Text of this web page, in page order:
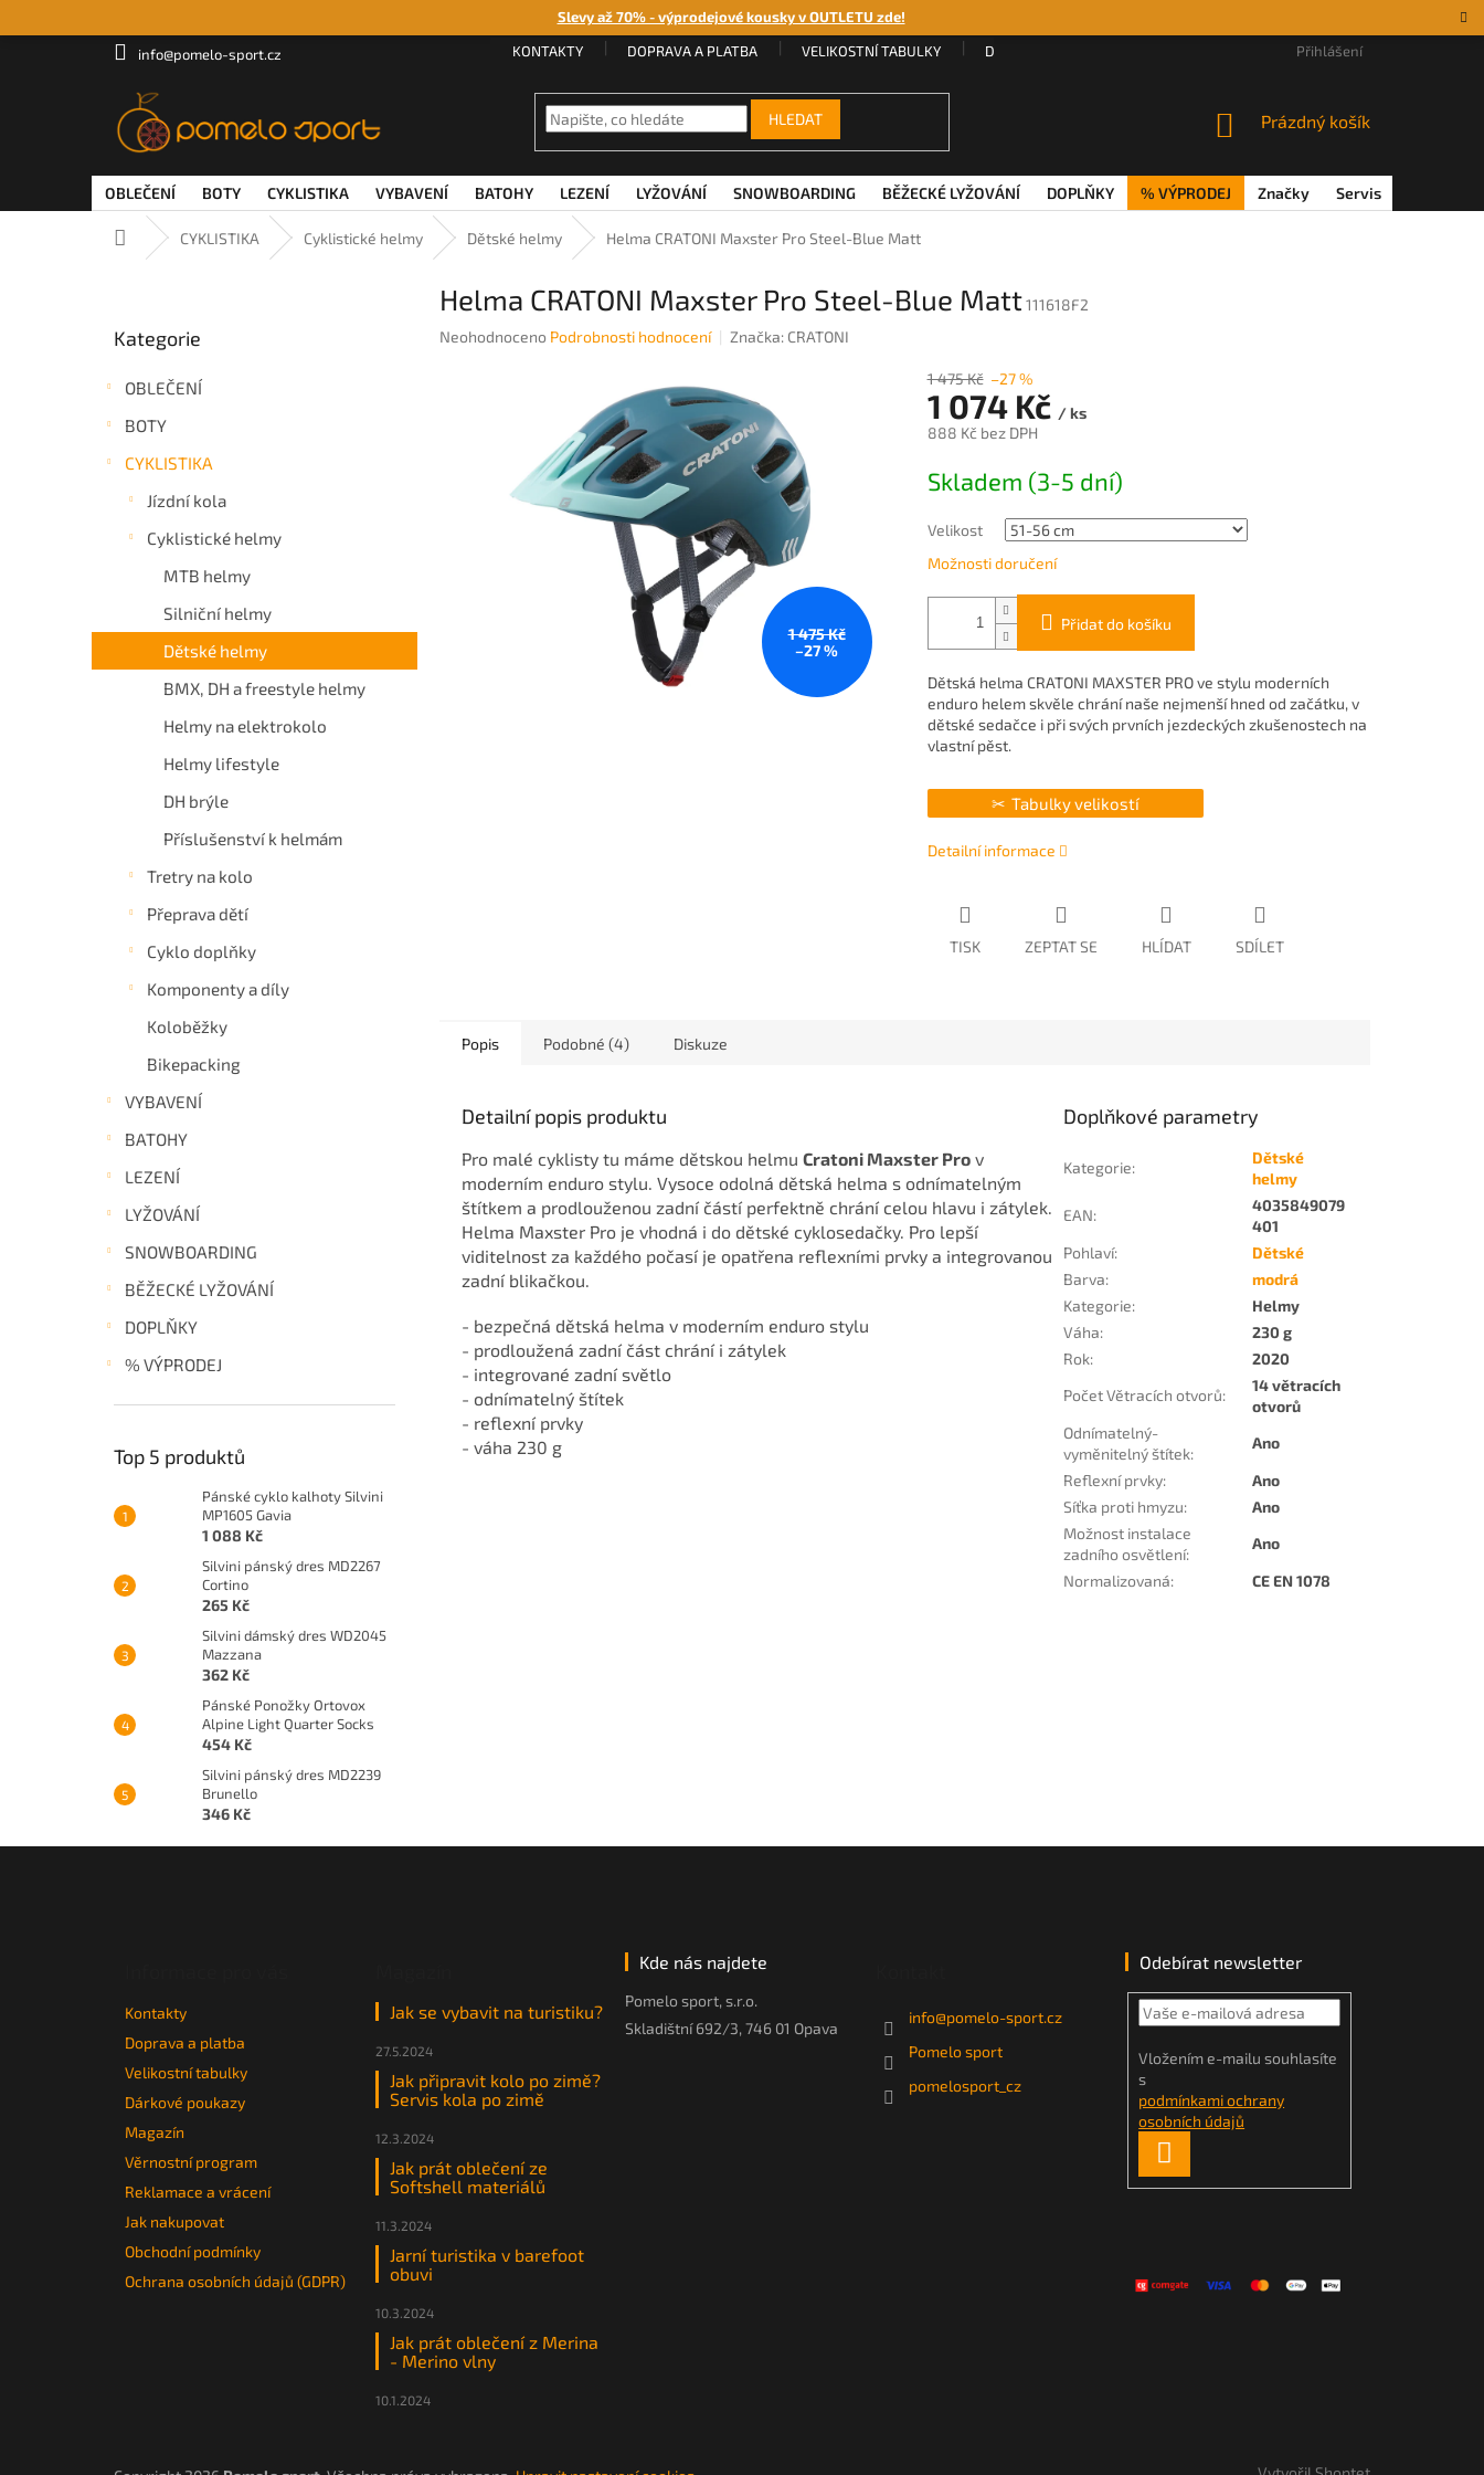
Slevy až 70% - výprodejové kousky v OUTLETU zde!
info@pomelo-sport.cz KONTAKTY DOPRAVA A PLATBA VELIKOSTNÍ TABULKY DÁRKOVÉ POUKAZY VĚRNOSTNÍ PROGRAM
Přihlášení
HLEDAT
NÁKUPNÍ
Prázdný košík
OBLEČENÍ BOTY CYKLISTIKA VYBAVENÍ BATOHY LEZENÍ LYŽOVÁNÍ SNOWBOARDING BĚŽECKÉ LYŽOVÁNÍ DOPLŇKY % VÝPRODEJ Značky Servis
Domů CYKLISTIKA Cyklistické helmy Dětské helmy Helma CRATONI Maxster Pro Steel-Blue Matt
kategorie
Kategorie
OBLEČENÍ
BOTY
CYKLISTIKA
Jízdní kola
Cyklistické helmy
MTB helmy
Silniční helmy
Dětské helmy
BMX, DH a freestyle helmy
Helmy na elektrokolo
Helmy lifestyle
DH brýle
Příslušenství k helmám
Tretry na kolo
Přeprava dětí
Cyklo doplňky
Komponenty a díly
Koloběžky
Bikepacking
VYBAVENÍ
BATOHY
LEZENÍ
LYŽOVÁNÍ
SNOWBOARDING
BĚŽECKÉ LYŽOVÁNÍ
DOPLŇKY
% VÝPRODEJ
Top 5 produktů
Pánské cyklo kalhoty Silvini
MP1605 Gavia
1 088 Kč
Silvini pánský dres MD2267
Cortino
265 Kč
Silvini dámský dres WD2045
Mazzana
362 Kč
Pánské Ponožky Ortovox
Alpine Light Quarter Socks
454 Kč
Silvini pánský dres MD2239
Brunello
346 Kč
Helma CRATONI Maxster Pro Steel-Blue Matt111618F2
Průměrné
Neohodnoceno Podrobnosti hodnocení Značka: CRATONI
1 475 Kč
–27 %
1 475 Kč –27 %
1 074 Kč / ks
888 Kč bez DPH
cena:
Skladem (3-5 dní)
Velikost
Možnosti doručení
Přidat do košíku
Dětská helma CRATONI MAXSTER PRO ve stylu moderních
enduro helem skvěle chrání naše nejmenší hned od začátku, v
dětské sedačce i při svých prvních jezdeckých zkušenostech na
vlastní pěst.
Tabulky velikostí
Detailní informace
TISK ZEPTAT SE HLÍDAT SDÍLET
Popis Podobné (4) Diskuze
Detailní popis produktu
Pro malé cyklisty tu máme dětskou helmu Cratoni Maxster Pro v
moderním enduro stylu. Vysoce odolná dětská helma s odnímatelným
štítkem a prodlouženou zadní částí perfektně chrání celou hlavu i zátylek.
Helma Maxster Pro je vhodná i do dětské cyklosedačky. Pro lepší
viditelnost za každého počasí je opatřena reflexními prvky a integrovanou
zadní blikačkou.
- bezpečná dětská helma v moderním enduro stylu
- prodloužená zadní část chrání i zátylek
- integrované zadní světlo
- odnímatelný štítek
- reflexní prvky
- váha 230 g
Doplňkové parametry
Kategorie:
Dětské
helmy
EAN:
4035849079
401
Pohlaví:
Dětské
Barva:
modrá
Kategorie:
Helmy
Váha:
230 g
Rok:
2020
Počet Větracích otvorů:
14 větracích
otvorů
Odnímatelný-
vyměnitelný štítek:
Ano
Reflexní prvky:
Ano
Síťka proti hmyzu:
Ano
Možnost instalace
zadního osvětlení:
Ano
Normalizovaná: CE EN 1078
Kontakty
Doprava a platba
Velikostní tabulky
Dárkové poukazy
Magazín
Věrnostní program
Reklamace a vrácení
Jak nakupovat
Obchodní podmínky
Ochrana osobních údajů (GDPR)
Jak se vybavit na turistiku?
27.5.2024
Jak připravit kolo po zimě?
Servis kola po zimě
12.3.2024
Jak prát oblečení ze
Softshell materiálů
11.3.2024
Jarní turistika v barefoot
obuvi
10.3.2024
Jak prát oblečení z Merina
- Merino vlny
10.1.2024
Kde nás najdete
Pomelo sport, s.r.o.
Skladištní 692/3, 746 01 Opava
info@pomelo-sport.cz
Pomelo sport
pomelosport_cz
Odebírat newsletter
Vložením e-mailu souhlasíte
s
podmínkami ochrany
osobních údajů
SE